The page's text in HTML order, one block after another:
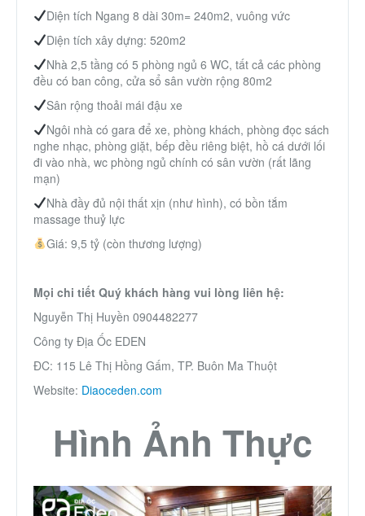
Diện tích Ngang 8 dài 30m= 240m2, vuông vức
Diện tích xây dựng: 520m2
Nhà 2,5 tầng có 5 phòng ngủ 6 WC, tất cả các phòng
đều có ban công, cửa sổ sân vườn rộng 80m2
Sân rộng thoải mái đậu xe
Ngôi nhà có gara để xe, phòng khách, phòng đọc sách
nghe nhạc, phòng giặt, bếp đều riêng biệt, hồ cá dưới lối
đi vào nhà, wc phòng ngủ chính có sân vườn (rất lãng
mạn)
Nhà đầy đủ nội thất xịn (như hình), có bồn tắm
massage thuỷ lực
Giá: 9,5 tỷ (còn thương lượng)
Mọi chi tiết Quý khách hàng vui lòng liên hệ:
Nguyễn Thị Huyền 0904482277
Công ty Địa Ốc EDEN
ĐC: 115 Lê Thị Hồng Gấm, TP. Buôn Ma Thuột
Website: Diaoceden.com
Hình Ảnh Thực